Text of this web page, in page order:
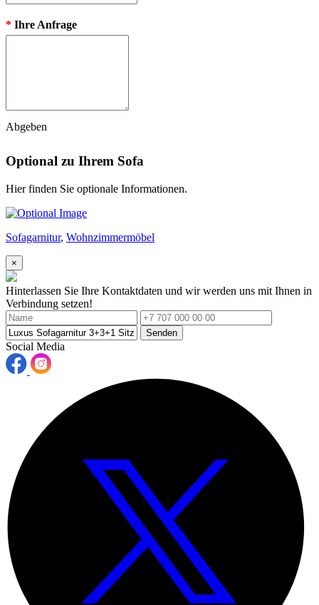
* Ihre Anfrage
Abgeben
Optional zu Ihrem Sofa
Hier finden Sie optionale Informationen.
Sofagarnitur, Wohnzimmermöbel
×
Hinterlassen Sie Ihre Kontaktdaten und wir werden uns mit Ihnen in
Verbindung setzen!
Senden
Social Media